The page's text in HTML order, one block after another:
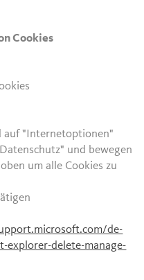
Cookies
auf "Internetoptionen"
und bewegen
um alle Cookies zu
de-
delete-manage-